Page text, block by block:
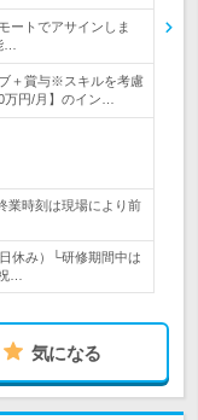
ートでアサインしま
…
＋賞与※スキルを考慮
万円/月】のイン…
業時刻は現場により前
休み）└研修期間中は
…
気になる